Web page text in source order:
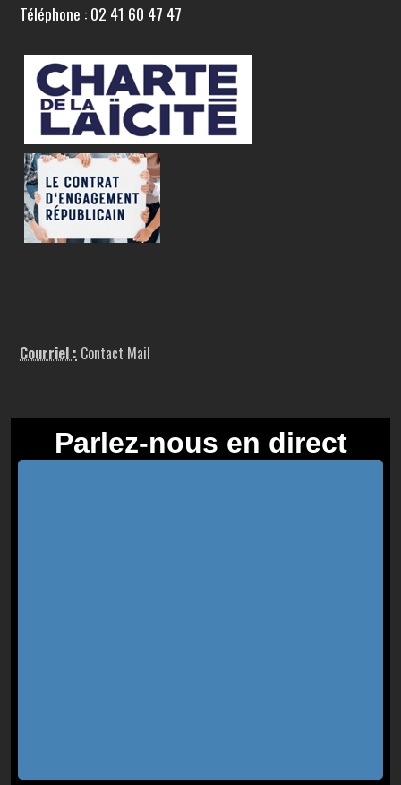
Téléphone : 02 41 60 47 47
Courriel : Contact Mail